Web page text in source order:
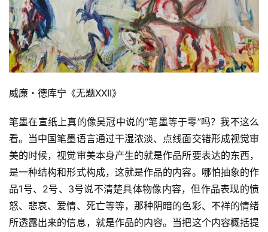
威廉・德库宁《无题XXII》
笔墨在宣纸上真的像吴冠中说的“笔墨等于零”吗？我不这么
看。当中国笔墨语言通过干湿浓淡、点线面交错形成视觉审
美的时候，视觉审美本身产生的就是作品所要表达的东西，
是一种结构和形式构成，这就是作品的内容。哪怕抽象的作
品1号、2号、3号说不清楚具体物像内容，但作品表现的愤
怒、悲哀、爱情、死亡等等，那种阴暗的色彩、不祥的情绪
所透露出来的信息，就是作品的内容。当把这个内容概括提